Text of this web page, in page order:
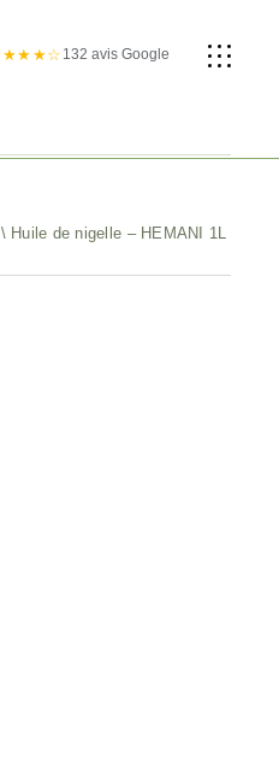
132 avis Google
Huile de nigelle – HEMANI 1L